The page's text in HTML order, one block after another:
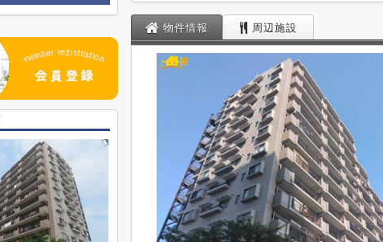
物件情報 周辺施設